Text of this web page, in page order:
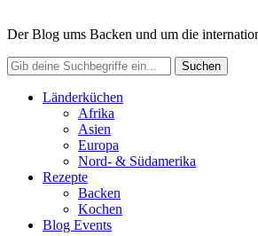
Der Blog ums Backen und um die
Länderküchen
Afrika
Asien
Europa
Nord- & Südamerika
Rezepte
Backen
Kochen
Blog Events